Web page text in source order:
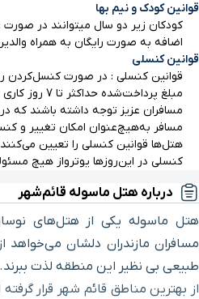
قوانین کودک و نیم بها
کودکان زیر دو سال میتوانند در
اضافه به صورت رایگان به همراه
قوانین کنسلی
قوانین کنسلی : در صورت کنسل‌کردن
مبلغ
مسافران عزیز توجه داشته باشند که
مسافر به‌هیچ‌عنوان امکان تغییر و
هتل‌ها قوانین کنسلی را تعیین
کنسلی در این‌روزها یوترواز هیچ
درباره هتل ماسوله قائم‌شهر
هتل ماسوله یکی از هتل‌های
مسافران مازندران دلشان
طبیعی بی نظیر این منطقه لذت
از بهترین مناطق قائم شهر قرار